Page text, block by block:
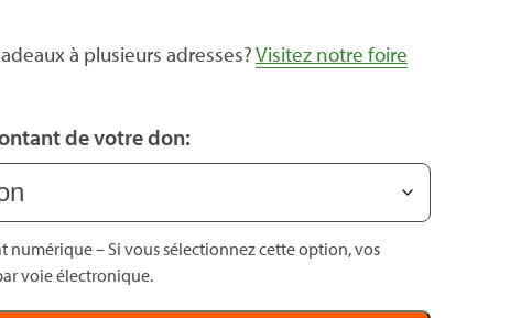
à plusieurs adresses?Visitez notre foire
de votre don:
numérique – Si vous sélectionnez cette option, vos
voie électronique.